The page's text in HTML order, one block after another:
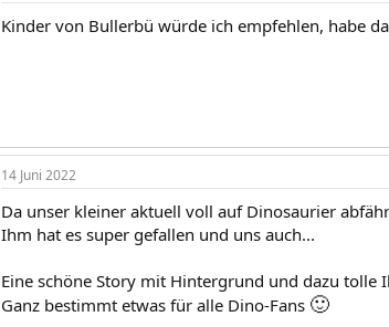
Kinder von Bullerbü würde ich empfehlen, habe
14 Juni 2022
Da unser kleiner aktuell voll auf Dinosaurier
Ihm hat es super gefallen und uns auch...
Eine schöne Story mit Hintergrund und dazu tolle
Ganz bestimmt etwas für alle Dino-Fans 🙂